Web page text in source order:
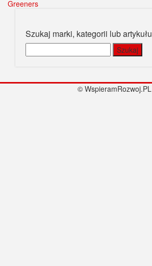
Greeners
Szukaj marki, kategorii lub artykułu
© WspieramRozwoj.PL